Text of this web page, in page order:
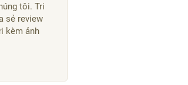
tôi. Tri
sẻ review
kèm ảnh